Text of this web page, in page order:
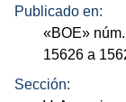
Publicado en:
«BOE» núm.
15626 a
Sección: